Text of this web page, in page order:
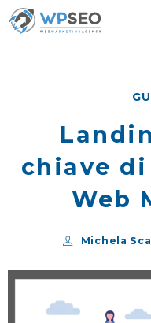
chiave di
Web
Michela